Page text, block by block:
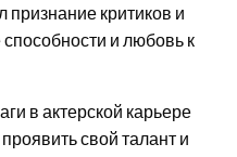
признание критиков и
способности и любовь к
в актерской карьере
свой талант и